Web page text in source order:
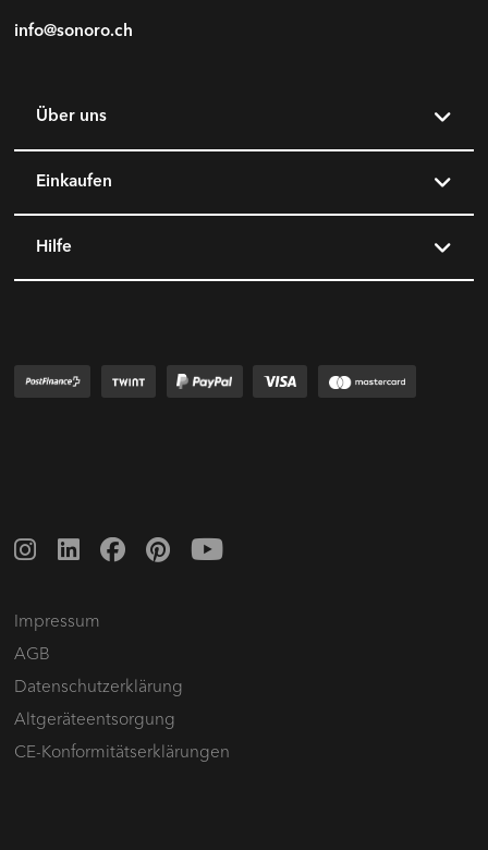
info@sonoro.ch
Über uns
Einkaufen
Hilfe
Impressum
AGB
Datenschutz­erklärung
Altgeräte­entsorgung
CE-Konformitätserklärungen